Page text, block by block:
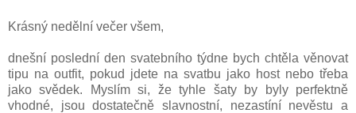
Krásný nedělní večer všem,
dnešní poslední den svatebního týdne bych chtěla věnovat
tipu na outfit, pokud jdete na svatbu jako host nebo třeba
jako svědek. Myslím si, že tyhle šaty by byly perfektně
vhodné, jsou dostatečně slavnostní, nezastíní nevěstu a